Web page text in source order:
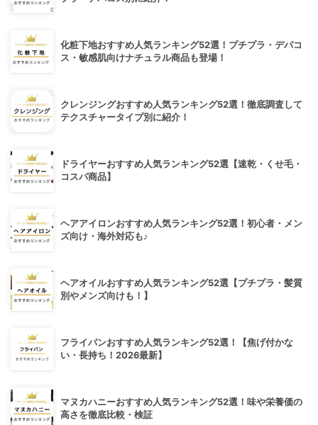
化粧下地おすすめ人気ランキング52選！プチプラ・デパコ
ス・敏感肌向けナチュラル商品も登場！
クレンジングおすすめ人気ランキング52選！徹底調査して
テクスチャータイプ別に紹介！
ドライヤーおすすめ人気ランキング52選【速乾・くせ毛・
コスパ商品】
ヘアアイロンおすすめ人気ランキング52選！初心者・メン
ズ向け・海外対応も♪
ヘアオイルおすすめ人気ランキング52選【プチプラ・髪質
別やメンズ向けも！】
フライパンおすすめ人気ランキング52選！【焦げ付かな
い・長持ち！2026最新】
マヌカハニーおすすめ人気ランキング52選！味や栄養価の
高さを徹底比較・検証